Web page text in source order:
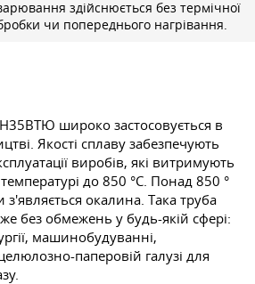
здійснюється без термічної
чи попереднього нагрівання.
широко застосовується в
Якості сплаву забезпечують
виробів, які витримують
до 850 °C. Понад 850 °
з'являється окалина. Така труба
без обмежень у будь-якій сфері:
машинобудуванні,
паперовій галузі для